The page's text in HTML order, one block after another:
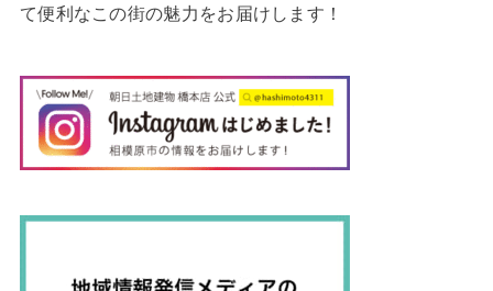
て便利なこの街の魅力をお届けします！